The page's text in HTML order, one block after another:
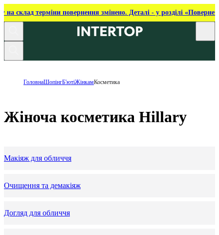
на склад терміни повернення змінено. Деталі - у розділі
ГоловнаШопінгБ'ютіЖінкамКосметика
Жіноча косметика Hillary
Макіяж для обличчя
Очищення та демакіяж
Догляд для обличчя